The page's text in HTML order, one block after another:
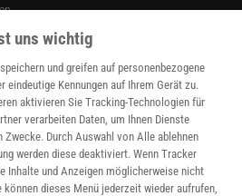
uns wichtig
und greifen auf personenbezogene
eindeutige Kennungen auf Ihrem Gerät zu.
aktivieren Sie Tracking-Technologien für
verarbeiten Daten, um Ihnen Dienste
Zwecke. Durch Auswahl von Alle ablehnen
werden diese deaktiviert. Wenn Tracker
Inhalte und Anzeigen möglicherweise nicht
dieses Menü jederzeit wieder aufrufen,